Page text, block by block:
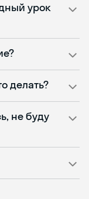
урок
делать?
не буду